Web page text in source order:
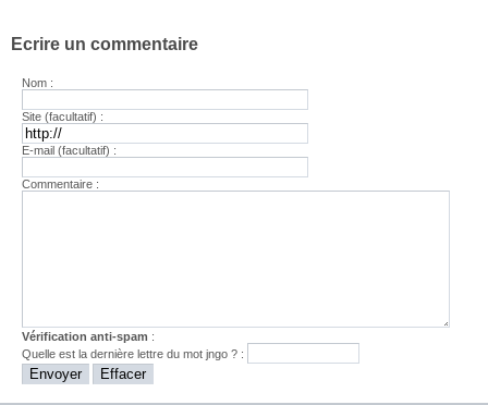
Ecrire un commentaire
Nom :
Site (facultatif) :
E-mail (facultatif) :
Commentaire :
Vérification anti-spam :
Quelle est ladernière lettre du motjngo ? :